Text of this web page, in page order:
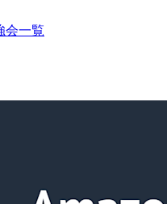
会一覧